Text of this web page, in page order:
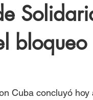
bloqueo
Cuba concluyó hoy